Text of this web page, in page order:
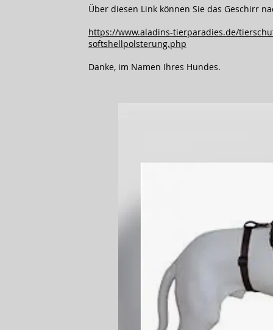
Über diesen Link können Sie das Geschirr
https://www.aladins-tierparadies.de/
softshellpolsterung.php
Danke, im Namen Ihres Hundes.